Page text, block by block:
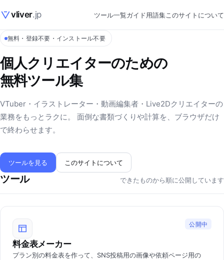
vliver.jp ツール一覧ガイド用語集このサイトについて
無料・登録不要・インストール不要
個人クリエイターのための
無料ツール集
VTuber・イラストレーター・動画編集者・Live2Dクリエイターの
業務をもっとラクに。 面倒な書類づくりや計算を、ブラウザだけ
で終わらせます。
ツールを見る このサイトについて
ツール できたものから順に公開しています
公開中
料金表メーカー
プラン別の料金表を作って、SNS投稿用の画像や依頼ページ用の